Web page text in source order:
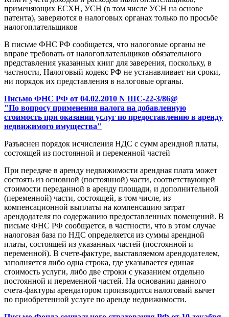
применяющих ЕСХН, УСН (в том числе УСН на основе
патента), заверяются в налоговых органах только по просьбе
налогоплательщиков
В письме ФНС РФ сообщается, что налоговые органы не
вправе требовать от налогоплательщиков обязательного
представления указанных книг для заверения, поскольку, в
частности, Налоговый кодекс РФ не устанавливает ни сроки,
ни порядок их представления в налоговые органы.
Письмо ФНС РФ от 04.02.2010 N ШС-22-3/86@
"По вопросу применения налога на добавленную
стоимость при оказании услуг по предоставлению в аренду
недвижимого имущества"
Разъяснен порядок исчисления НДС с сумм арендной платы,
состоящей из постоянной и переменной частей
При передаче в аренду недвижимости арендная плата может
состоять из основной (постоянной) части, соответствующей
стоимости переданной в аренду площади, и дополнительной
(переменной) части, состоящей, в том числе, из
компенсационной выплаты на компенсацию затрат
арендодателя по содержанию предоставленных помещений. В
письме ФНС РФ сообщается, в частности, что в этом случае
налоговая база по НДС определяется из суммы арендной
платы, состоящей из указанных частей (постоянной и
переменной). В счете-фактуре, выставляемом арендодателем,
заполняется либо одна строка, где указывается единая
стоимость услуги, либо две строки с указанием отдельно
постоянной и переменной частей. На основании данного
счета-фактуры арендатором производится налоговый вычет
по приобретенной услуге по аренде недвижимости.